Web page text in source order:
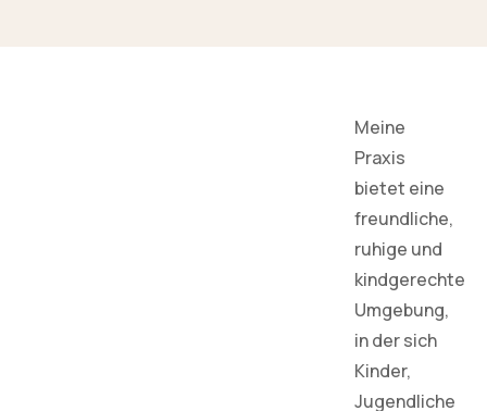
Meine
Praxis
bietet eine
freundliche,
ruhige und
kindgerechte
Umgebung,
in der sich
Kinder,
Jugendliche